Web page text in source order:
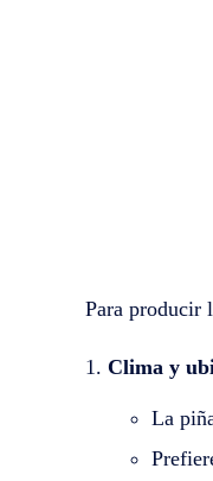
Para producir
Clima y
La